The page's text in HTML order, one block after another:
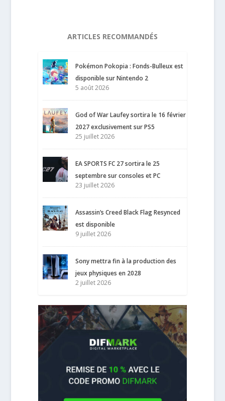
ARTICLES RECOMMANDÉS
Pokémon Pokopia : Fonds-Bulleux est
disponible sur Nintendo 2
5 août 2026
God of War Laufey sortira le 16 février
2027 exclusivement sur PS5
25 juillet 2026
EA SPORTS FC 27 sortira le 25
septembre sur consoles et PC
23 juillet 2026
Assassin’s Creed Black Flag Resynced
est disponible
9 juillet 2026
Sony mettra fin à la production des
jeux physiques en 2028
2 juillet 2026